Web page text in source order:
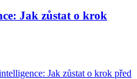
Jak zůstat o krok
Jak zůstat o krok před